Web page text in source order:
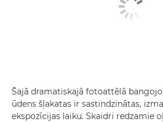
Šajā dramatiskajā fotoattēlā
ūdens šļakatas ir sastindzinātas,
ekspozīcijas laiku. Skaidri redzamie